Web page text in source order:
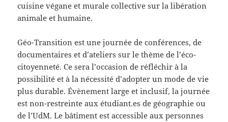
cuisine végane et murale collective sur la libération
animale et humaine.
Géo-Transition est une journée de conférences, de
documentaires et d’ateliers sur le thème de l’éco-
citoyenneté. Ce sera l’occasion de réfléchir à la
possibilité et à la nécessité d’adopter un mode de vie
plus durable. Évènement large et inclusif, la journée
est non-restreinte aux étudiant.es de géographie ou
de l’UdM. Le bâtiment est accessible aux personnes